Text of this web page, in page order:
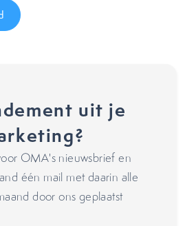
uit je
OMA's nieuwsbrief en
één mail met daarin alle
door ons geplaatst